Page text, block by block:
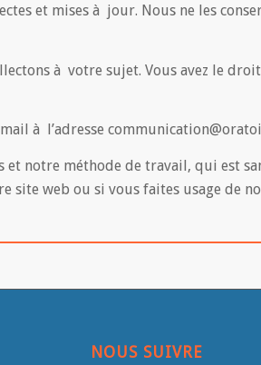
et mises à jour. Nous ne les
à votre sujet. Vous avez le
à l’adresse
notre méthode de travail, qui est
web ou si vous faites usage de
NOUS SUIVRE